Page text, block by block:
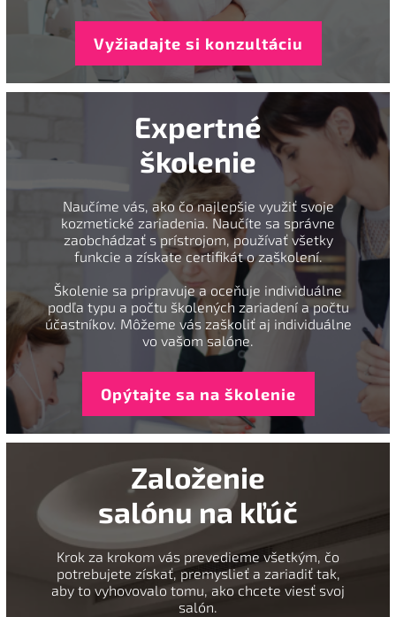
Vyžiadajte si konzultáciu
Expertné
školenie
Naučíme vás, ako čo najlepšie využiť svoje
kozmetické zariadenia. Naučíte sa správne
zaobchádzať s prístrojom, používať všetky
funkcie a získate certifikát o zaškolení.
Školenie sa pripravuje a oceňuje individuálne
podľa typu a počtu školených zariadení a počtu
účastníkov. Môžeme vás zaškoliť aj individuálne
vo vašom salóne.
Opýtajte sa na školenie
Založenie
salónu na kľúč
Krok za krokom vás prevedieme všetkým, čo
potrebujete získať, premyslieť a zariadiť tak,
aby to vyhovovalo tomu, ako chcete viesť svoj
salón.